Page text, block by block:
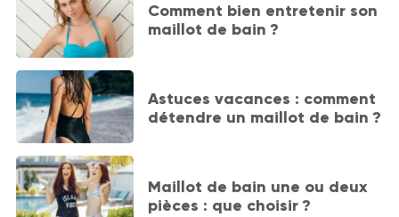
Comment bien entretenir son
maillot de bain ?
Astuces vacances : comment
détendre un maillot de bain ?
Maillot de bain une ou deux
pièces : que choisir ?